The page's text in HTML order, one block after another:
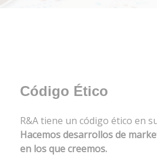
Código Ético
R&A tiene un código ético en
Hacemos desarrollos de
en los que creemos.